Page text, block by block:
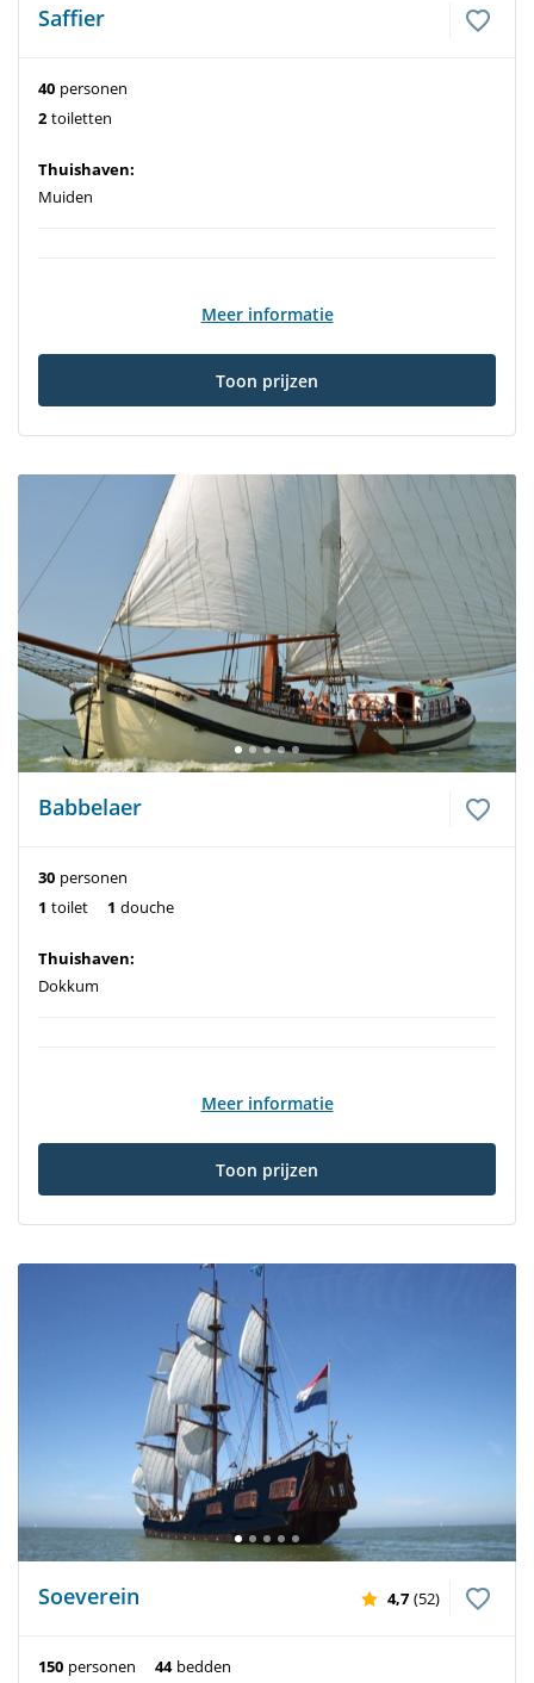
Saffier
40 personen
2 toiletten
Thuishaven:
Muiden
Meer informatie
Toon prijzen
Babbelaer
30 personen
1 toilet 1 douche
Thuishaven:
Dokkum
Meer informatie
Toon prijzen
Soeverein 4,7 (52)
150 personen 44 bedden